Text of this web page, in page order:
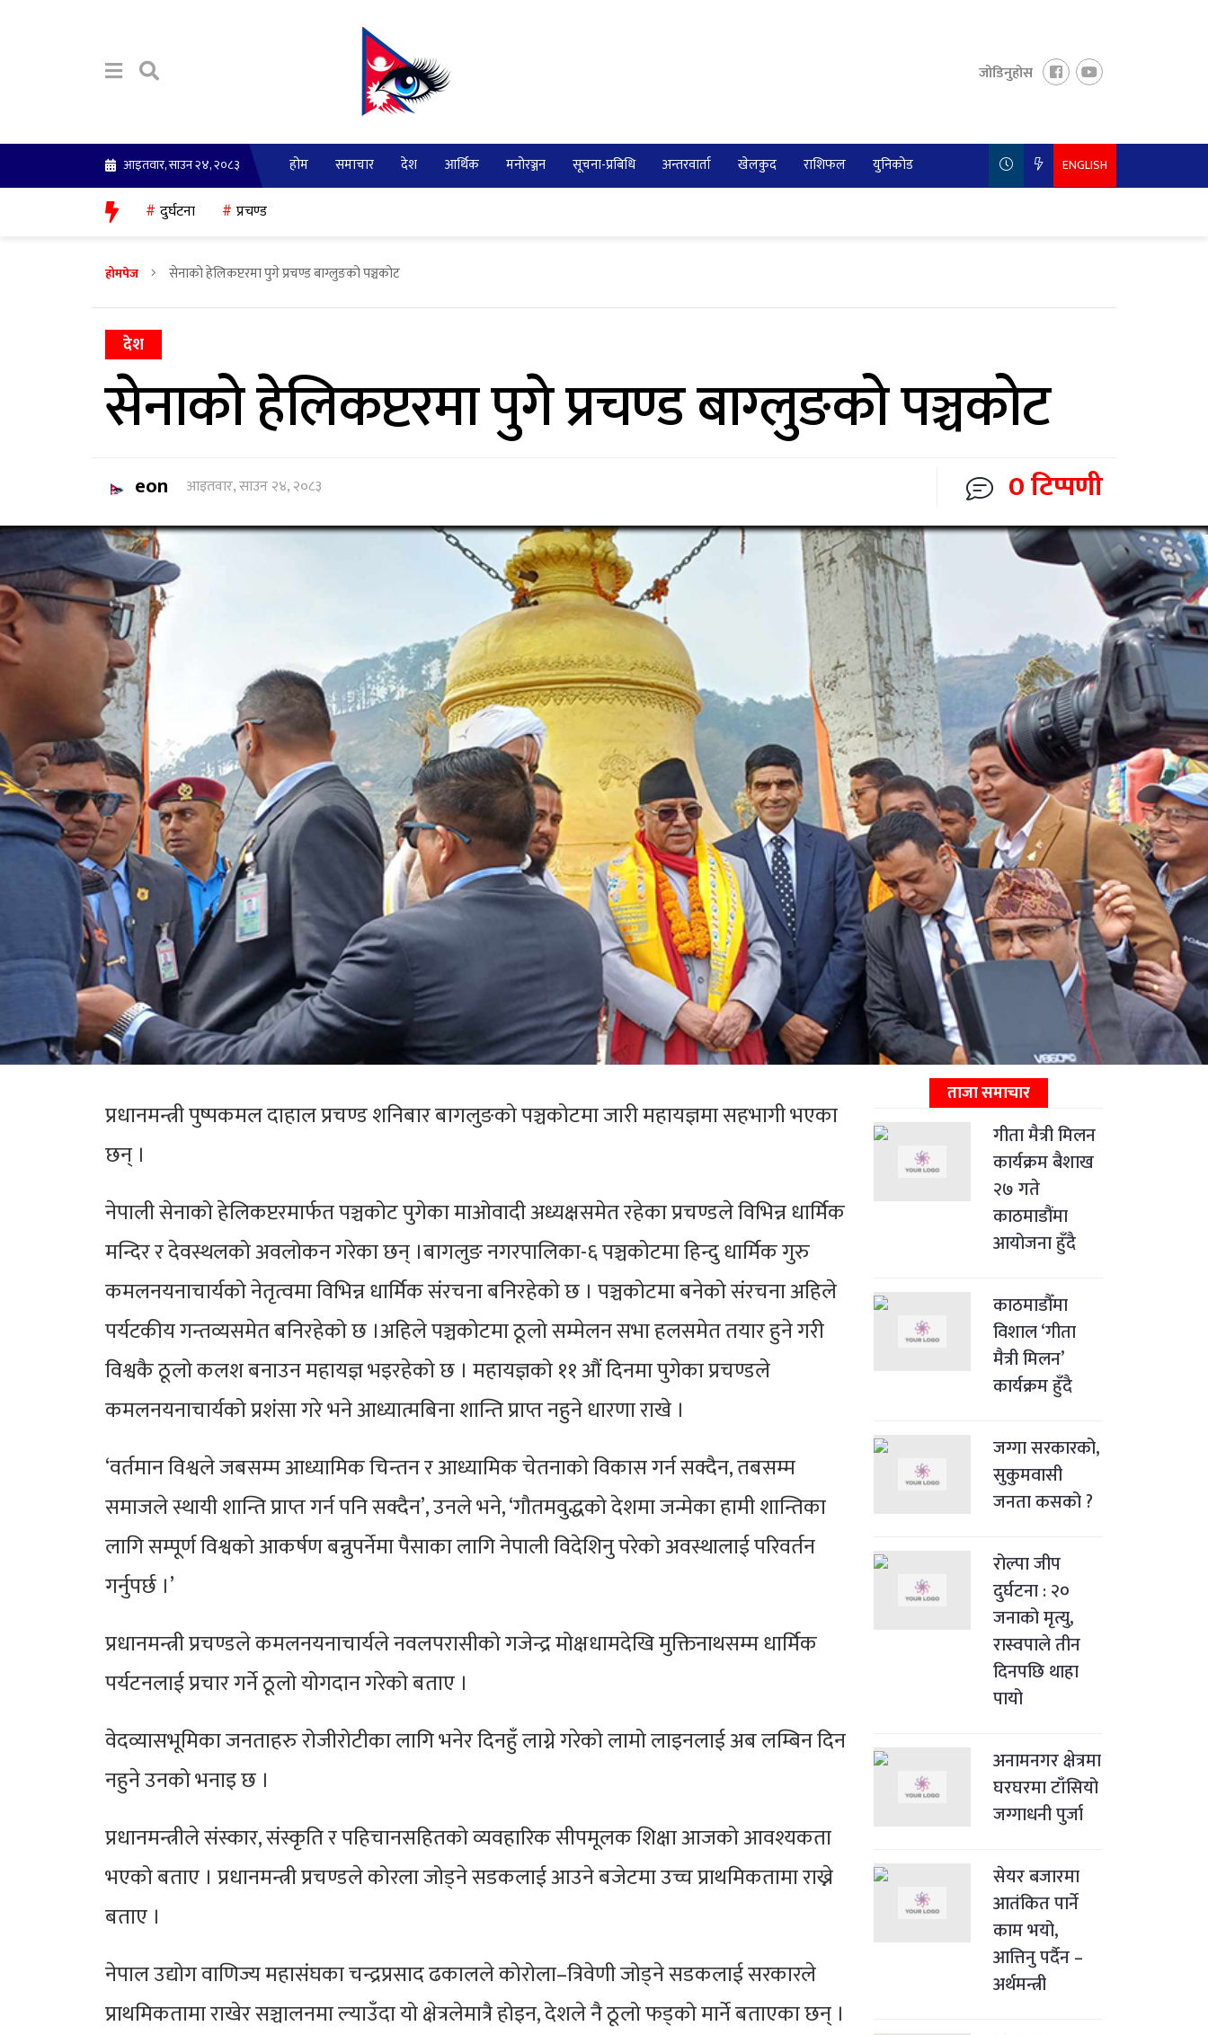
जोडिनुहोस
आइतवार, साउन २४, २०८३ होम समाचार देश आर्थिक मनोरञ्जन सूचना-प्रबिधि अन्तरवार्ता खेलकुद राशिफल युनिकोड ENGLISH
दुर्घटना प्रचण्ड
होमपेज सेनाको हेलिकप्टरमा पुगे प्रचण्ड बाग्लुङको पञ्चकोट
देश
सेनाको हेलिकप्टरमा पुगे प्रचण्ड बाग्लुङको पञ्चकोट
eon आइतवार, साउन २४, २०८३ 0 टिप्पणी
प्रधानमन्त्री पुष्पकमल दाहाल प्रचण्ड शनिबार बागलुङको पञ्चकोटमा जारी महायज्ञमा सहभागी भएका
छन् ।
नेपाली सेनाको हेलिकप्टरमार्फत पञ्चकोट पुगेका माओवादी अध्यक्षसमेत रहेका प्रचण्डले विभिन्न धार्मिक
मन्दिर र देवस्थलको अवलोकन गरेका छन् ।बागलुङ नगरपालिका-६ पञ्चकोटमा हिन्दु धार्मिक गुरु
कमलनयनाचार्यको नेतृत्वमा विभिन्न धार्मिक संरचना बनिरहेको छ । पञ्चकोटमा बनेको संरचना अहिले
पर्यटकीय गन्तव्यसमेत बनिरहेको छ ।अहिले पञ्चकोटमा ठूलो सम्मेलन सभा हलसमेत तयार हुने गरी
विश्वकै ठूलो कलश बनाउन महायज्ञ भइरहेको छ । महायज्ञको ११ औं दिनमा पुगेका प्रचण्डले
कमलनयनाचार्यको प्रशंसा गरे भने आध्यात्मबिना शान्ति प्राप्त नहुने धारणा राखे ।
‘वर्तमान विश्वले जबसम्म आध्यामिक चिन्तन र आध्यामिक चेतनाको विकास गर्न सक्दैन, तबसम्म
समाजले स्थायी शान्ति प्राप्त गर्न पनि सक्दैन’, उनले भने, ‘गौतमवुद्धको देशमा जन्मेका हामी शान्तिका
लागि सम्पूर्ण विश्वको आकर्षण बन्नुपर्नेमा पैसाका लागि नेपाली विदेशिनु परेको अवस्थालाई परिवर्तन
गर्नुपर्छ ।’
प्रधानमन्त्री प्रचण्डले कमलनयनाचार्यले नवलपरासीको गजेन्द्र मोक्षधामदेखि मुक्तिनाथसम्म धार्मिक
पर्यटनलाई प्रचार गर्ने ठूलो योगदान गरेको बताए ।
वेदव्यासभूमिका जनताहरु रोजीरोटीका लागि भनेर दिनहुँ लाग्ने गरेको लामो लाइनलाई अब लम्बिन दिन
नहुने उनको भनाइ छ ।
प्रधानमन्त्रीले संस्कार, संस्कृति र पहिचानसहितको व्यवहारिक सीपमूलक शिक्षा आजको आवश्यकता
भएको बताए । प्रधानमन्त्री प्रचण्डले कोरला जोड्ने सडकलाई आउने बजेटमा उच्च प्राथमिकतामा राख्ने
बताए ।
नेपाल उद्योग वाणिज्य महासंघका चन्द्रप्रसाद ढकालले कोरोला–त्रिवेणी जोड्ने सडकलाई सरकारले
प्राथमिकतामा राखेर सञ्चालनमा ल्याउँदा यो क्षेत्रलेमात्रै होइन, देशले नै ठूलो फड्को मार्ने बताएका छन् ।
ताजा समाचार
गीता मैत्री मिलन
कार्यक्रम बैशाख
२७ गते
काठमाडौंमा
आयोजना हुँदै
काठमाडौँमा
विशाल ‘गीता
मैत्री मिलन’
कार्यक्रम हुँदै
जग्गा सरकारको,
सुकुमवासी
जनता कसको ?
रोल्पा जीप
दुर्घटना : २०
जनाको मृत्यु,
रास्वपाले तीन
दिनपछि थाहा
पायो
अनामनगर क्षेत्रमा
घरघरमा टाँसियो
जग्गाधनी पुर्जा
सेयर बजारमा
आतंकित पार्ने
काम भयो,
आत्तिनु पर्दैन –
अर्थमन्त्री